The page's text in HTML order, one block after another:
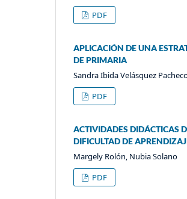
PDF
APLICACIÓN DE UNA
DE PRIMARIA
Sandra Ibida Velásquez
PDF
ACTIVIDADES DIDÁCTICAS
DIFICULTAD DE
Margely Rolón, Nubia Solano
PDF